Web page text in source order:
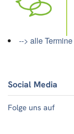
--> alle Termine
Social Media
Folge uns auf